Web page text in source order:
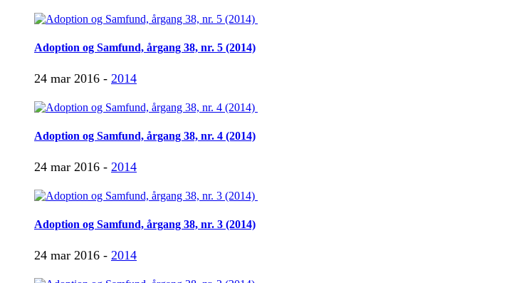
Adoption og Samfund, årgang 38, nr. 5 (2014)
24 mar 2016 - 2014
Adoption og Samfund, årgang 38, nr. 4 (2014)
24 mar 2016 - 2014
Adoption og Samfund, årgang 38, nr. 3 (2014)
24 mar 2016 - 2014